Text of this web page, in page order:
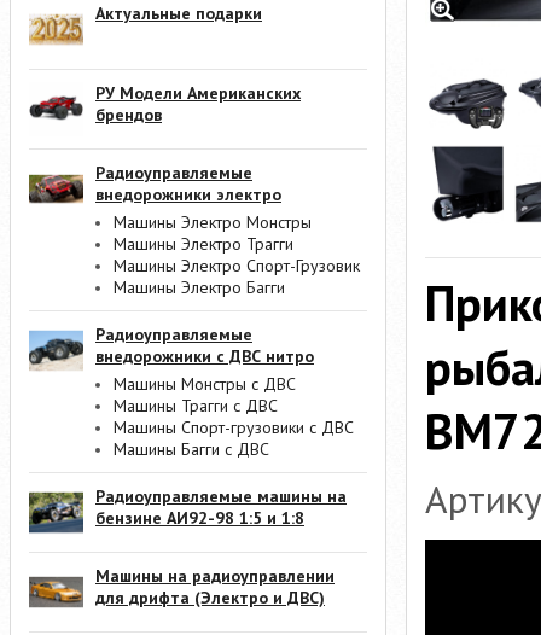
Актуальные подарки
РУ Модели Американских
брендов
Радиоуправляемые
внедорожники электро
Машины Электро Монстры
Машины Электро Трагги
Машины Электро Спорт-Грузовик
Машины Электро Багги
Радиоуправляемые
внедорожники с ДВС нитро
Машины Монстры с ДВС
Машины Трагги с ДВС
Машины Спорт-грузовики с ДВС
Машины Багги с ДВС
Радиоуправляемые машины на
бензине АИ92-98 1:5 и 1:8
Машины на радиоуправлении
для дрифта (Электро и ДВС)